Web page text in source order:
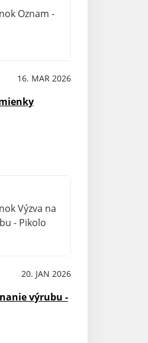
16. MAR 2026
20. JAN 2026
výrubu -